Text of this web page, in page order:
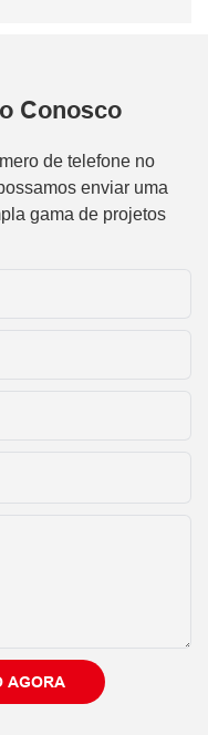
Conosco
de telefone no
enviar uma
gama de projetos
AGORA